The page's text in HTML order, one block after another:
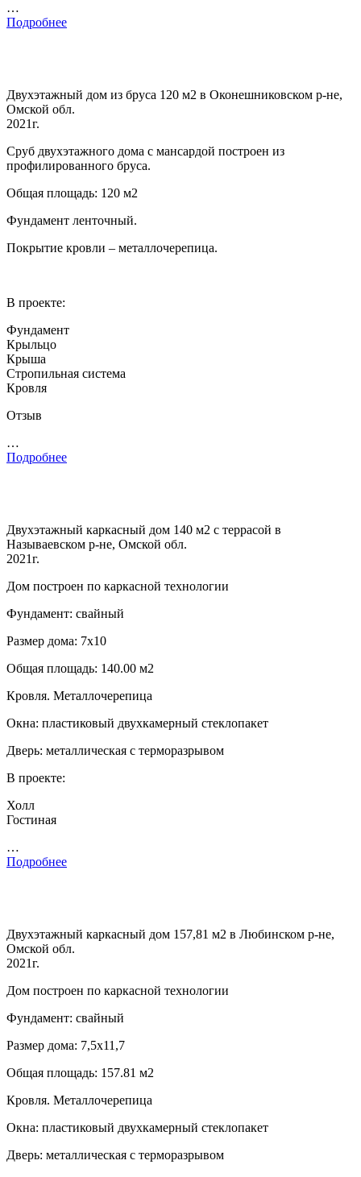
…
Подробнее
Двухэтажный дом из бруса 120 м2 в Оконешниковском р-не,
Омской обл.
2021г.
Сруб двухэтажного дома с мансардой построен из
профилированного бруса.
Общая площадь: 120 м2
Фундамент ленточный.
Покрытие кровли – металлочерепица.
В проекте:
Фундамент
Крыльцо
Крыша
Стропильная система
Кровля
Отзыв
…
Подробнее
Двухэтажный каркасный дом 140 м2 с террасой в
Называевском р-не, Омской обл.
2021г.
Дом построен по каркасной технологии
Фундамент: свайный
Размер дома: 7х10
Общая площадь: 140.00 м2
Кровля. Металлочерепица
Окна: пластиковый двухкамерный стеклопакет
Дверь: металлическая с терморазрывом
В проекте:
Холл
Гостиная
…
Подробнее
Двухэтажный каркасный дом 157,81 м2 в Любинском р-не,
Омской обл.
2021г.
Дом построен по каркасной технологии
Фундамент: свайный
Размер дома: 7,5х11,7
Общая площадь: 157.81 м2
Кровля. Металлочерепица
Окна: пластиковый двухкамерный стеклопакет
Дверь: металлическая с терморазрывом